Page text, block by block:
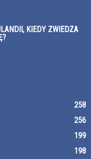
KIEDY ZWIEDZA
258
256
199
198